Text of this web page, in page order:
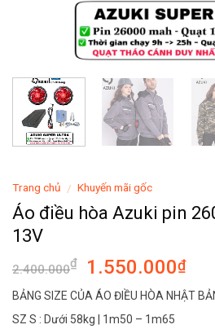
Trang chủ / Khuyến mãi gốc
Áo điều hòa Azuki pin
13V
2.400.000₫ 1.550.000₫
BẢNG SIZE CỦA ÁO ĐIỀU HÒA NHẬT
SZ S : Dưới 58kg | 1m50 – 1m65